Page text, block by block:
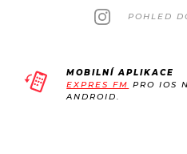
POHLED
MOBILNÍ APLIKACE
EXPRES FM PRO IOS
ANDROID.